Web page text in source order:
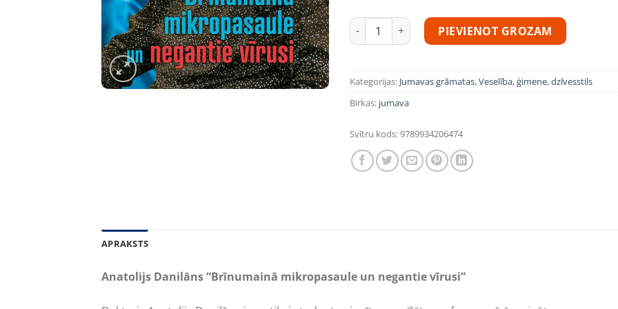
Anatolijs Danilāns “Brīnumainā mikropasaule un
PIEVIENOT GROZAM
Kategorijas: Jumavas grāmatas,Veselība, ģimene, dzīvesstils
Birkas: jumava
Svītru kods:9789934206474
APRAKSTS
Anatolijs Danilāns “Brīnumainā mikropasaule un negantie vīrusi”